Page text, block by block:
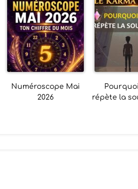
Numéroscope Mai
2026
répète la